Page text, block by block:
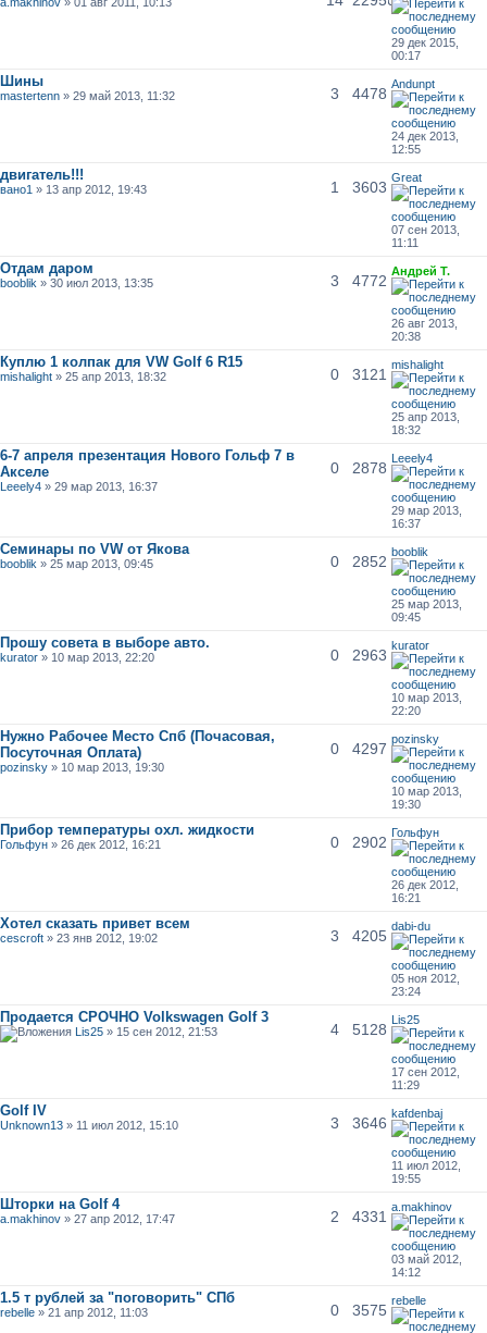
29 дек 2015,
00:17
Шины
mastertenn » 29 май 2013, 11:32 3 4478
Andunpt
24 дек 2013,
12:55
двигатель!!!
вано1 » 13 апр 2012, 19:43 1 3603
Great
07 сен 2013,
11:11
Отдам даром
booblik » 30 июл 2013, 13:35 3 4772
Андрей Т.
26 авг 2013,
20:38
Куплю 1 колпак для VW Golf 6 R15
mishalight » 25 апр 2013, 18:32 0 3121
mishalight
25 апр 2013,
18:32
6-7 апреля презентация Нового Гольф 7 в
Акселе
Leeely4 » 29 мар 2013, 16:37
0 2878
Leeely4
29 мар 2013,
16:37
Семинары по VW от Якова
booblik » 25 мар 2013, 09:45 0 2852
booblik
25 мар 2013,
09:45
Прошу совета в выборе авто.
kurator » 10 мар 2013, 22:20 0 2963
kurator
10 мар 2013,
22:20
Нужно Рабочее Место Спб (Почасовая,
Посуточная Оплата)
pozinsky » 10 мар 2013, 19:30
0 4297
pozinsky
10 мар 2013,
19:30
Прибор температуры охл. жидкости
Гольфун » 26 дек 2012, 16:21 0 2902
Гольфун
26 дек 2012,
16:21
Хотел сказать привет всем
cescroft » 23 янв 2012, 19:02 3 4205
dabi-du
05 ноя 2012,
23:24
Продается СРОЧНО Volkswagen Golf 3
Lis25 » 15 сен 2012, 21:53 4 5128
Lis25
17 сен 2012,
11:29
Golf IV
Unknown13 » 11 июл 2012, 15:10 3 3646
kafdenbaj
11 июл 2012,
19:55
Шторки на Golf 4
a.makhinov » 27 апр 2012, 17:47 2 4331
a.makhinov
03 май 2012,
14:12
1.5 т рублей за "поговорить" СПб
rebelle » 21 апр 2012, 11:03 0 3575
rebelle